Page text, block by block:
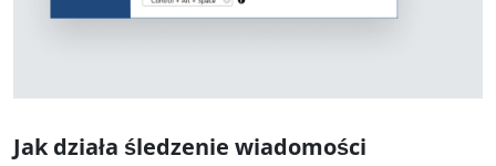
Jak działa śledzenie wiadomości